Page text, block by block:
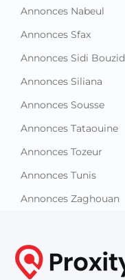
Annonces Nabeul
Annonces Sfax
Annonces Sidi Bouzid
Annonces Siliana
Annonces Sousse
Annonces Tataouine
Annonces Tozeur
Annonces Tunis
Annonces Zaghouan